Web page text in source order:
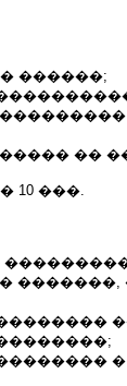
������;
��
10 ���.